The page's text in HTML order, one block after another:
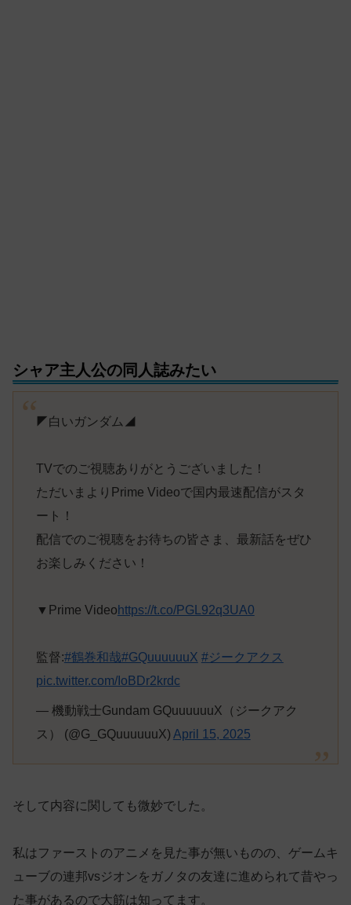
シャア主人公の同人誌みたい
◤白いガンダム◢
TVでのご視聴ありがとうございました！
ただいまよりPrime Videoで国内最速配信がスタ
ート！
配信でのご視聴をお待ちの皆さま、最新話をぜひ
お楽しみください！
▼Prime Video https://t.co/PGL92q3UA0
監督:#鶴巻和哉#GQuuuuuuX #ジークアクス
pic.twitter.com/IoBDr2krdc
— 機動戦士Gundam GQuuuuuuX（ジークアク
ス） (@G_GQuuuuuuX) April 15, 2025
そして内容に関しても微妙でした。
私はファーストのアニメを見た事が無いものの、ゲームキ
ューブの連邦vsジオンをガノタの友達に進められて昔やっ
た事があるので大筋は知ってます。